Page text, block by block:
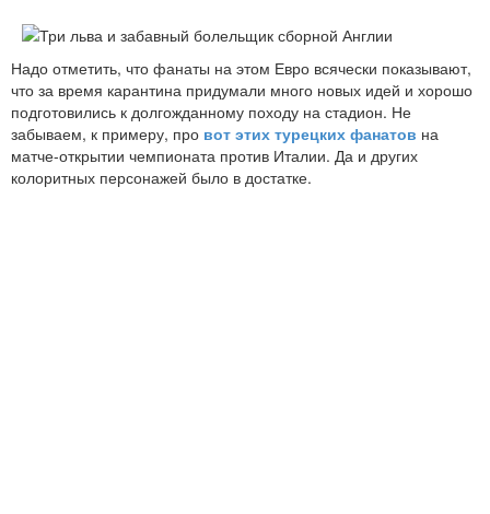
Надо отметить, что фанаты на этом Евро всячески показывают,
что за время карантина придумали много новых идей и хорошо
подготовились к долгожданному походу на стадион. Не
забываем, к примеру, про вот этих турецких фанатов на
матче-открытии чемпионата против Италии. Да и других
колоритных персонажей было в достатке.